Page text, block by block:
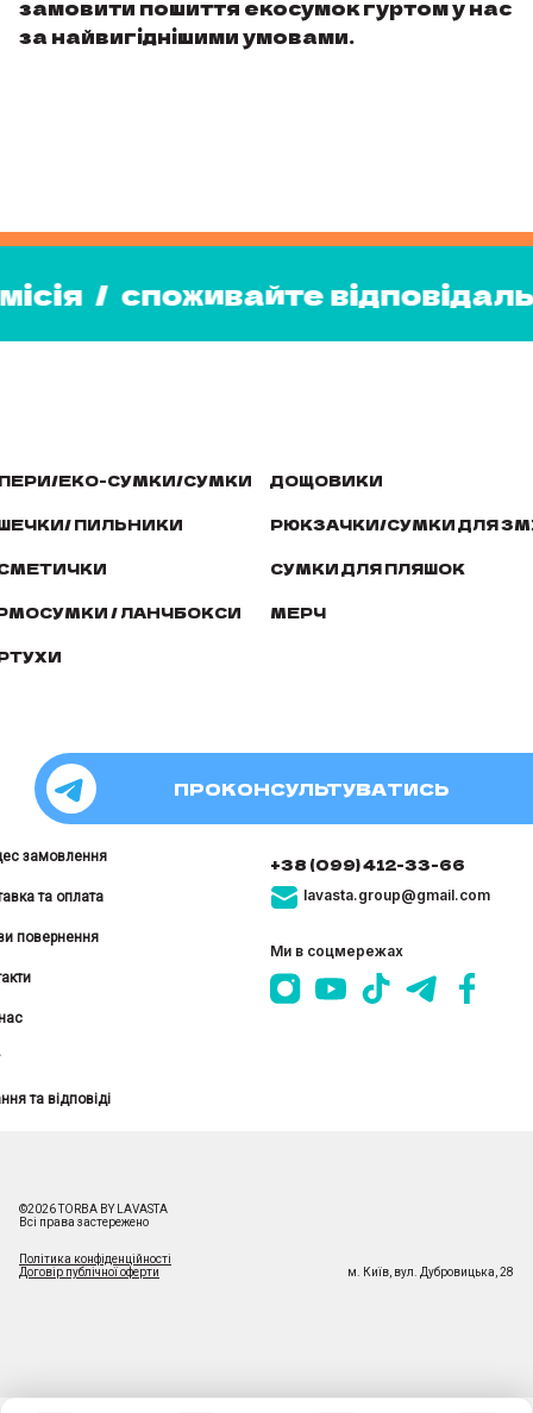
замовити пошиття екосумок гуртом у нас
за найвигіднішими умовами.
відповідально / наша місія /
місія / споживайте
ЕКО-СУМКИ/СУМКИ
ПИЛЬНИКИ
/ ЛАНЧБОКСИ
ДОЩОВИКИ
РЮКЗАЧКИ/СУМКИ ДЛЯ
СУМКИ ДЛЯ ПЛЯШОК
МЕРЧ
замовлення
та оплата
повернення
та відповіді
ПРОКОНСУЛЬТУВАТИСЬ
+38 (099) 412-33-66
Ми в соцмережах
lavasta.group@gmail.com
©2026 TORBA BY LAVASTA
Всі права застережено
Політика конфіденційності
Договір публічної оферти
м. Київ, вул. Дубровицька, 28